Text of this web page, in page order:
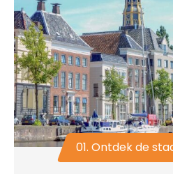
01. Ontdek de